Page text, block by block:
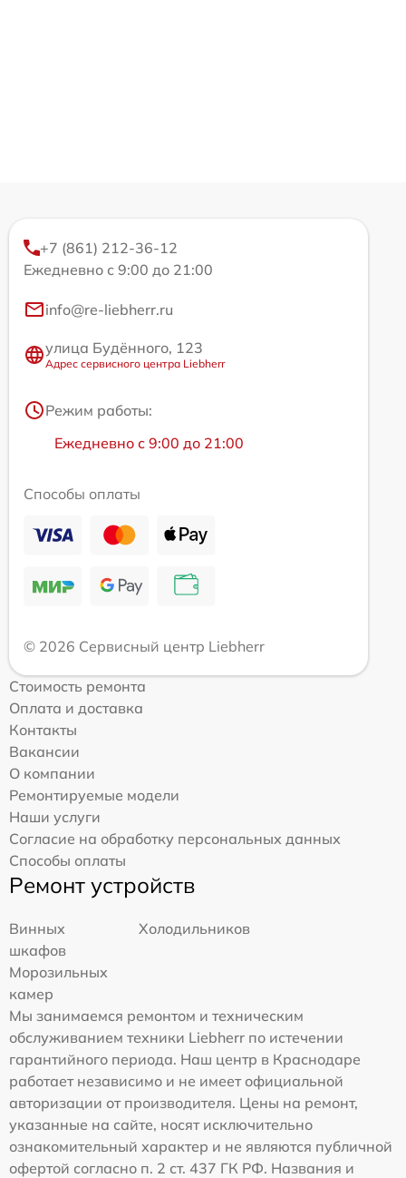
+7 (861) 212-36-12
Ежедневно с 9:00 до 21:00
info@re-liebherr.ru
улица Будённого, 123
Адрес сервисного центра Liebherr
Режим работы:
Ежедневно с 9:00 до 21:00
Способы оплаты
© 2026 Сервисный центр Liebherr
Стоимость ремонта
Оплата и доставка
Контакты
Вакансии
О компании
Ремонтируемые модели
Наши услуги
Согласие на обработку персональных данных
Способы оплаты
Ремонт устройств
Винных
шкафов
Холодильников
Морозильных
камер
Мы занимаемся ремонтом и техническим
обслуживанием техники Liebherr по истечении
гарантийного периода. Наш центр в Краснодаре
работает независимо и не имеет официальной
авторизации от производителя. Цены на ремонт,
указанные на сайте, носят исключительно
ознакомительный характер и не являются публичной
офертой согласно п. 2 ст. 437 ГК РФ. Названия и